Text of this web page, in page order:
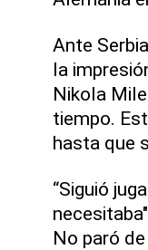
Ante
la
Nikola
tiempo.
hasta que
“Siguió
No paró de